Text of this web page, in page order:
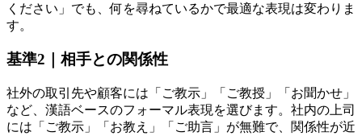
ください」でも、何を尋ねているかで最適な表現は変わりま
す。
基準2｜相手との関係性
社外の取引先や顧客には「ご教示」「ご教授」「お聞かせ」
など、漢語ベースのフォーマル表現を選びます。社内の上司
には「ご教示」「お教え」「ご助言」が無難で、関係性が近